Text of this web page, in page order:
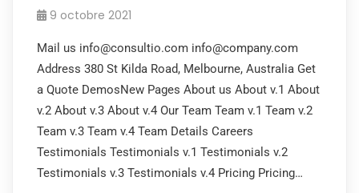
9 octobre 2021
Mail us info@consultio.com info@company.com
Address 380 St Kilda Road, Melbourne, Australia Get
a Quote DemosNew Pages About us About v.1 About
v.2 About v.3 About v.4 Our Team Team v.1 Team v.2
Team v.3 Team v.4 Team Details Careers
Testimonials Testimonials v.1 Testimonials v.2
Testimonials v.3 Testimonials v.4 Pricing Pricing…